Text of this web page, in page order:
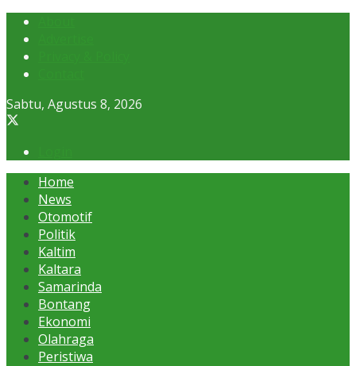
Sabtu, Agustus 8, 2026
Home
News
Otomotif
Politik
Kaltim
Kaltara
Samarinda
Bontang
Ekonomi
Olahraga
Peristiwa